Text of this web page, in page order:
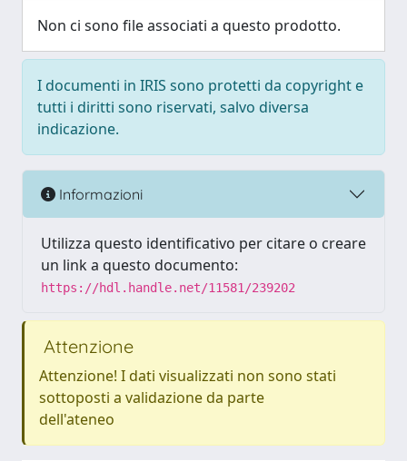
Non ci sono file associati a questo prodotto.
I documenti in IRIS sono protetti da copyright e
tutti i diritti sono riservati, salvo diversa
indicazione.
Informazioni
Utilizza questo identificativo per citare o creare
un link a questo documento:
https://hdl.handle.net/11581/239202
Attenzione
Attenzione! I dati visualizzati non sono stati
sottoposti a validazione da parte
dell'ateneo